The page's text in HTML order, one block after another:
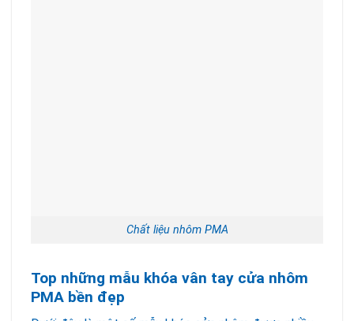
Chất liệu nhôm PMA
Top những mẫu khóa vân tay cửa nhôm
PMA bền đẹp